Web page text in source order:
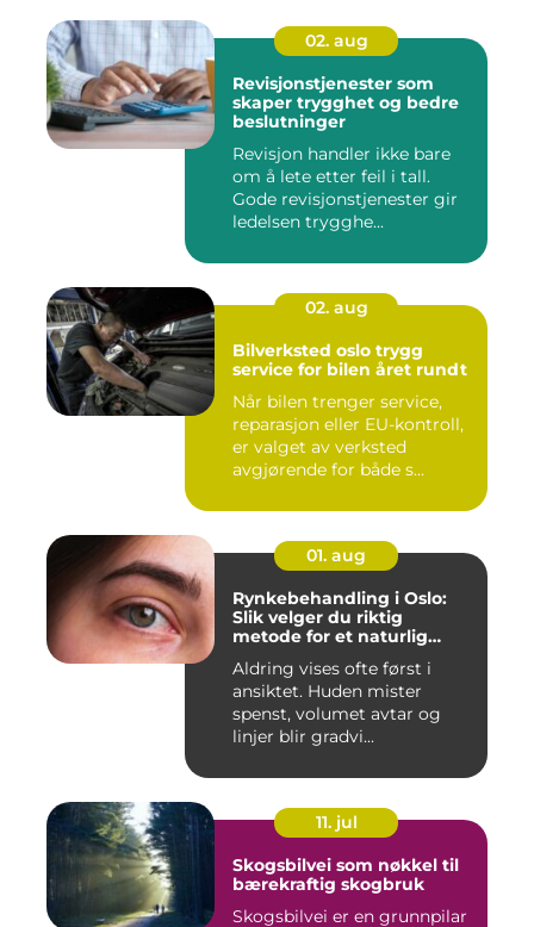
02. aug
Revisjonstjenester som
skaper trygghet og bedre
beslutninger
Revisjon handler ikke bare
om å lete etter feil i tall.
Gode revisjonstjenester gir
ledelsen trygghe...
02. aug
Bilverksted oslo trygg
service for bilen året rundt
Når bilen trenger service,
reparasjon eller EU-kontroll,
er valget av verksted
avgjørende for både s...
01. aug
Rynkebehandling i Oslo:
Slik velger du riktig
metode for et naturlig
Aldring vises ofte først i
ansiktet. Huden mister
spenst, volumet avtar og
linjer blir gradvi...
11. jul
Skogsbilvei som nøkkel til
bærekraftig skogbruk
Skogsbilvei er en grunnpilar